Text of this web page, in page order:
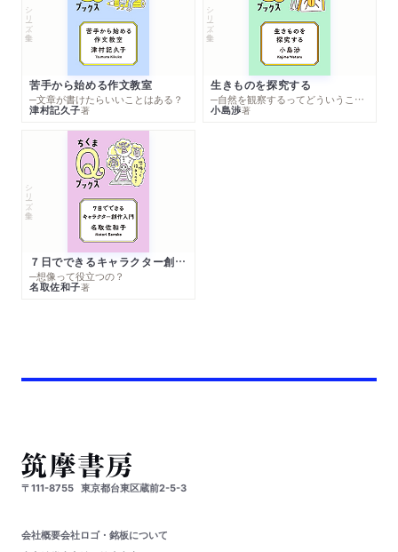
シリーズ・全集
苦手から始める作文教室
─文章が書けたらいいことはある？
津村記久子著
シリーズ・全集
生きものを探究する
─自然を観察するってどういうこと？
小島渉著
シリーズ・全集
７日でできるキャラクター創作入門
─想像って役立つの？
名取佐和子著
〒111-8755 東京都台東区蔵前2-5-3
会社概要会社ロゴ・銘板について